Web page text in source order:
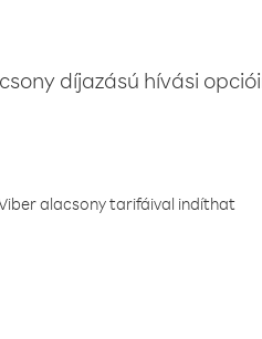
díjazású hívási
alacsony tarifáival indíthat